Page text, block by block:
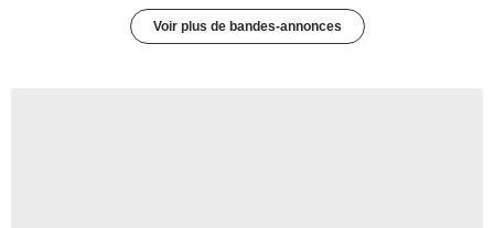
Voir plus de bandes-annonces